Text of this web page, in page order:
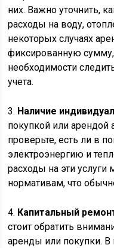
них. Важно уточнить,
расходы на воду,
некоторых случаях
фиксированную сумму,
необходимости
учета.
3. Наличие
покупкой или арендой
проверьте, есть ли в
электроэнергию и
расходы на эти услуги
нормативам, что
4. Капитальный
стоит обратить
аренды или покупки.